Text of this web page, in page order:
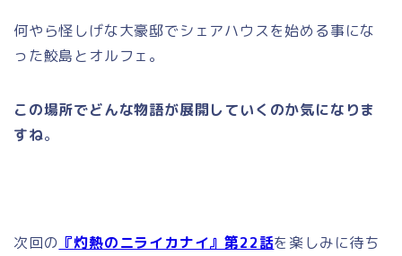
何やら怪しげな大豪邸でシェアハウスを始める事にな
った鮫島とオルフェ。
この場所でどんな物語が展開していくのか気になりま
すね。
次回の 『灼熱のニライカナイ』第22話を楽しみに待ち